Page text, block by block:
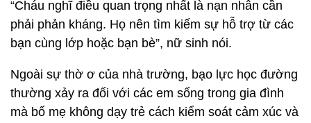
“Cháu nghĩ điều quan trọng nhất là nạn nhân cần
phải phản kháng. Họ nên tìm kiếm sự hỗ trợ từ các
bạn cùng lớp hoặc bạn bè”, nữ sinh nói.
Ngoài sự thờ ơ của nhà trường, bạo lực học đường
thường xảy ra đối với các em sống trong gia đình
mà bố mẹ không dạy trẻ cách kiểm soát cảm xúc và